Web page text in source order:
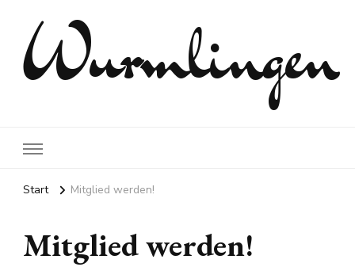
Wurmlingen
Start Mitglied werden!
Mitglied werden!